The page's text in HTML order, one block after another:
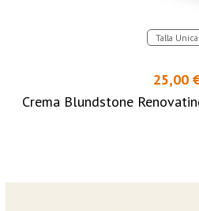
Talla Unica
25,00
Crema Blundstone